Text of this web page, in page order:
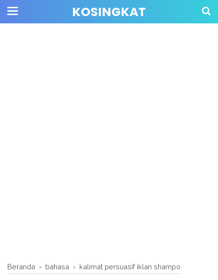
KOSINGKAT
Beranda › bahasa › kalimat persuasif iklan shampo